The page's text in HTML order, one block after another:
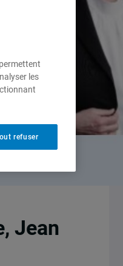
Jean
les
refuser